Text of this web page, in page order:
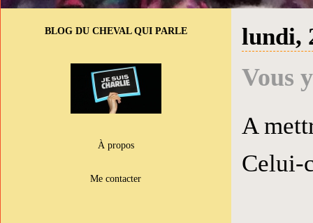
BLOG DU CHEVAL QUI PARLE
À propos
Me contacter
lundi,
Vous
A
Celui-